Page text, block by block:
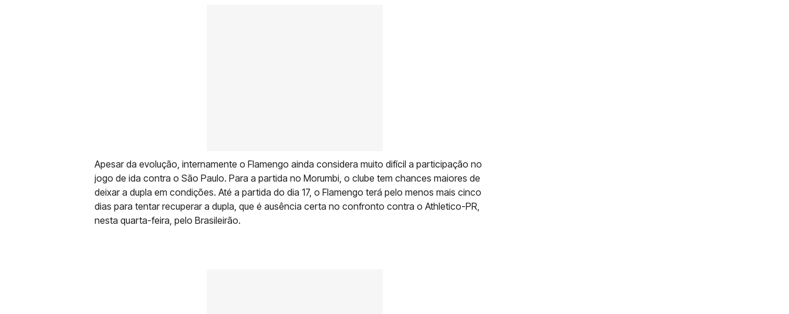
Apesar da evolução, internamente o Flamengo ainda considera muito difícil a participação no
jogo de ida contra o São Paulo. Para a partida no Morumbi, o clube tem chances maiores de
deixar a dupla em condições. Até a partida do dia 17, o Flamengo terá pelo menos mais cinco
dias para tentar recuperar a dupla, que é ausência certa no confronto contra o Athletico-PR,
nesta quarta-feira, pelo Brasileirão.